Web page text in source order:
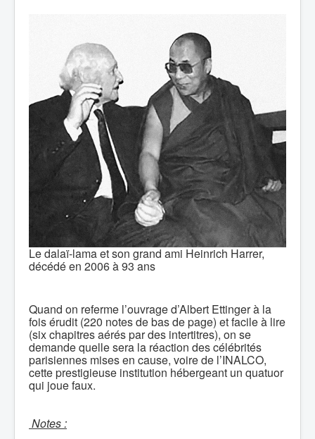
Le dalaï-lama et son grand ami Heinrich Harrer,
décédé en 2006 à 93 ans
Quand on referme l’ouvrage d’Albert Ettinger à la
fois érudit (220 notes de bas de page) et facile à lire
(six chapitres aérés par des intertitres), on se
demande quelle sera la réaction des célébrités
parisiennes mises en cause, voire de l’INALCO,
cette prestigieuse institution hébergeant un quatuor
qui joue faux.
Notes :